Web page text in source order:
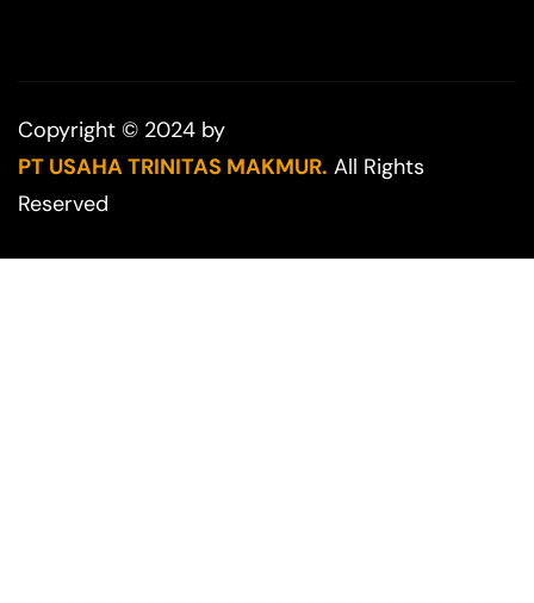
Copyright © 2024 by
PT USAHA TRINITAS MAKMUR. All Rights
Reserved